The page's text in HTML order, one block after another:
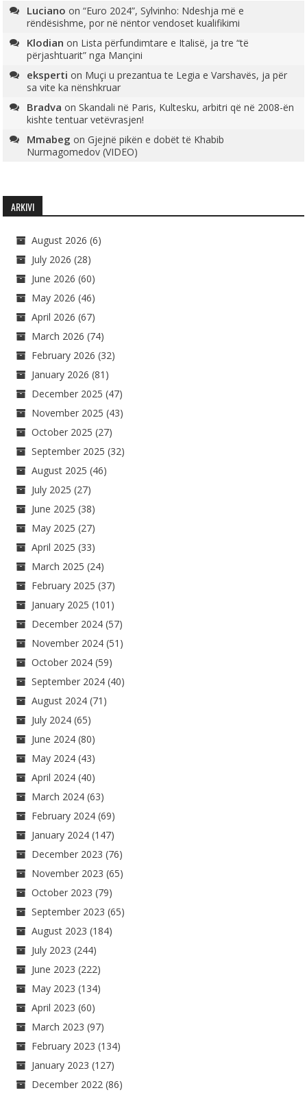
Luciano on“Euro 2024”, Sylvinho: Ndeshja më e
rëndësishme, por në nëntor vendoset kualifikimi
Klodian on Lista përfundimtare e Italisë, ja tre “të
përjashtuarit” nga Mançini
eksperti on Muçi u prezantua te Legia e Varshavës, ja për
sa vite ka nënshkruar
Bradva onSkandali në Paris, Kultesku, arbitri që në 2008-ën
kishte tentuar vetëvrasjen!
Mmabeg onGjejnë pikën e dobët të Khabib
Nurmagomedov (VIDEO)
ARKIVI
August 2026 (6)
July 2026 (28)
June 2026 (60)
May 2026 (46)
April 2026 (67)
March 2026 (74)
February 2026 (32)
January 2026 (81)
December 2025 (47)
November 2025 (43)
October 2025 (27)
September 2025 (32)
August 2025 (46)
July 2025 (27)
June 2025 (38)
May 2025 (27)
April 2025 (33)
March 2025 (24)
February 2025 (37)
January 2025 (101)
December 2024 (57)
November 2024 (51)
October 2024 (59)
September 2024 (40)
August 2024 (71)
July 2024 (65)
June 2024 (80)
May 2024 (43)
April 2024 (40)
March 2024 (63)
February 2024 (69)
January 2024 (147)
December 2023 (76)
November 2023 (65)
October 2023 (79)
September 2023 (65)
August 2023 (184)
July 2023 (244)
June 2023 (222)
May 2023 (134)
April 2023 (60)
March 2023 (97)
February 2023 (134)
January 2023 (127)
December 2022 (86)